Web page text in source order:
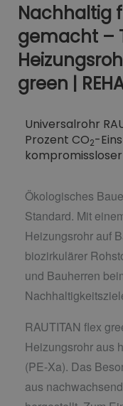
Nachhaltig
gemacht –
green |
Universalrohr
Prozent CO2-
Ökologisches
Standard. Mit
Heizungsrohr auf
biozirkulärer
und Bauherren
RAUTITAN flex
Heizungsrohr aus
(PE-Xa). Das
aus